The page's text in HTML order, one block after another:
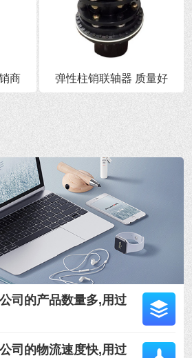
商 弹性柱销联轴器 质量好
司的产品数量多,用过
司的物流速度快,用过